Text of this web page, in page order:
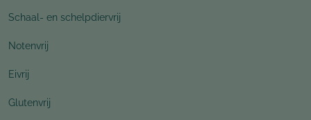
Schaal- en schelpdiervrij
Notenvrij
Eivrij
Glutenvrij